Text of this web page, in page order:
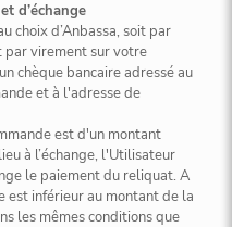
d’échange
choix d’Anbassa, soit par
virement sur votre
chèque bancaire adressé au
et à l'adresse de
est d'un montant
à l’échange, l'Utilisateur
le paiement du reliquat. A
est inférieur au montant de la
les mêmes conditions que